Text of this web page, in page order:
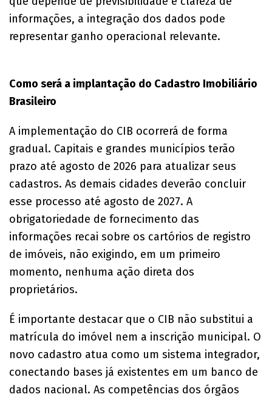
informações, a integração dos dados pode
representar ganho operacional relevante.
Como será a implantação do Cadastro Imobiliário
Brasileiro
A implementação do CIB ocorrerá de forma
gradual. Capitais e grandes municípios terão
prazo até agosto de 2026 para atualizar seus
cadastros. As demais cidades deverão concluir
esse processo até agosto de 2027. A
obrigatoriedade de fornecimento das
informações recai sobre os cartórios de registro
de imóveis, não exigindo, em um primeiro
momento, nenhuma ação direta dos
proprietários.
É importante destacar que o CIB não substitui a
matrícula do imóvel nem a inscrição municipal. O
novo cadastro atua como um sistema integrador,
conectando bases já existentes em um banco de
dados nacional. As competências dos órgãos